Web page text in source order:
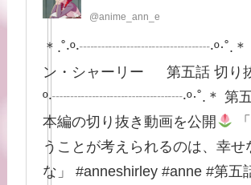
@anime_ann_e
＊
ン・シャーリー 第五話 切り
º‧┈┈┈┈┈┈┈┈┈‧º·˚.＊ 第五
本編の切り抜き動画を公開
うことが考えられるのは、幸せ
な」 #anneshirley #anne #第五